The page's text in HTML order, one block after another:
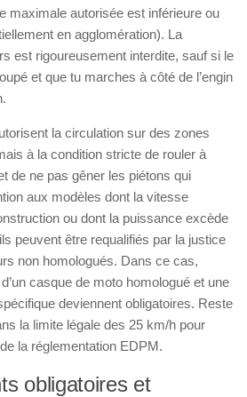
maximale autorisée est inférieure ou
en agglomération). La
est rigoureusement interdite, sauf si le
et que tu marches à côté de l’engin
la circulation sur des zones
à la condition stricte de rouler à
de ne pas gêner les piétons qui
aux modèles dont la vitesse
ou dont la puissance excède
peuvent être requalifiés par la justice
non homologués. Dans ce cas,
casque de moto homologué et une
deviennent obligatoires. Reste
la limite légale des 25 km/h pour
la réglementation EDPM.
obligatoires et